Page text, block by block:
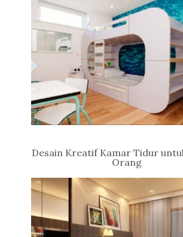
Desain Kreatif Kamar Tidur
Orang